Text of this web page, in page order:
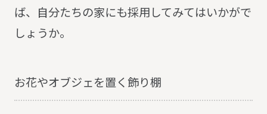
ば、自分たちの家にも採用してみてはいかがで
しょうか。
お花やオブジェを置く飾り棚